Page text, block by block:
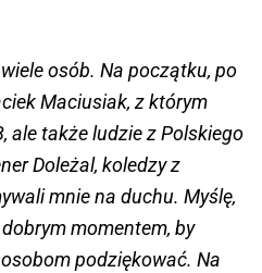
osób. Na początku, po
Maciusiak, z którym
ale także ludzie z Polskiego
Doleżal, koledzy z
mnie na duchu. Myślę,
momentem, by
podziękować. Na